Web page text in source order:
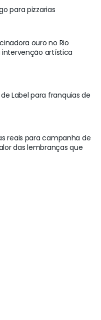
para pizzarias
ouro no Rio
intervenção artística
Label para franquias de
reais para campanha de
das lembranças que